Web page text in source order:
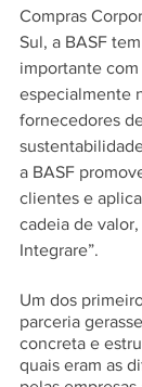
Compras
Sul, a BASF
importante
especialmente
fornecedores
a BASF
clientes e
cadeia de
Integrare”.
Um dos
parceria
concreta e
quais eram as